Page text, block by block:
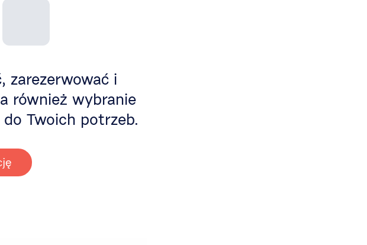
zarezerwować i
również wybranie
Twoich potrzeb.